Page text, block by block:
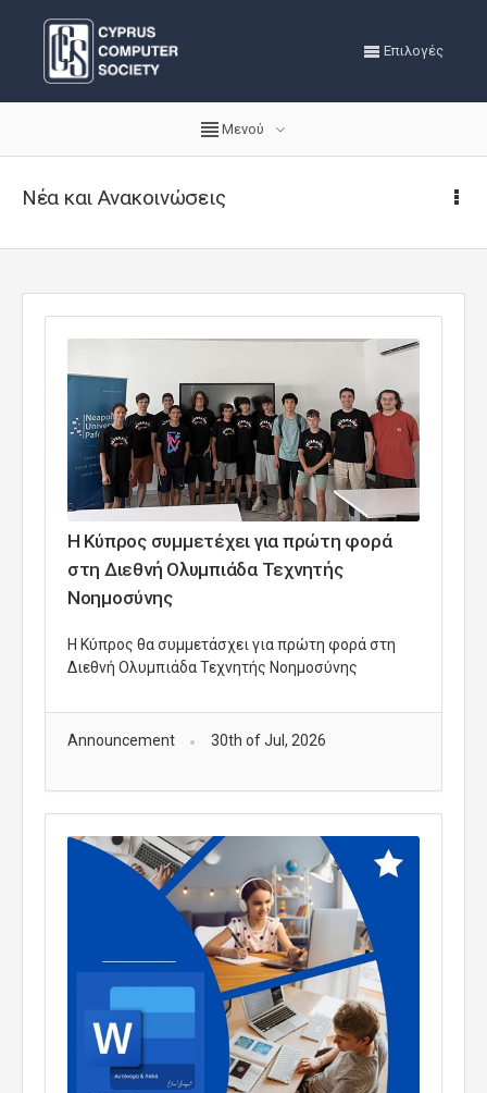
Επιλογές
Μενού
Νέα και Ανακοινώσεις
Η Κύπρος συμμετέχει για πρώτη φορά
στη Διεθνή Ολυμπιάδα Τεχνητής
Νοημοσύνης
Η Κύπρος θα συμμετάσχει για πρώτη φορά στη
Διεθνή Ολυμπιάδα Τεχνητής Νοημοσύνης
Announcement 30th of Jul, 2026